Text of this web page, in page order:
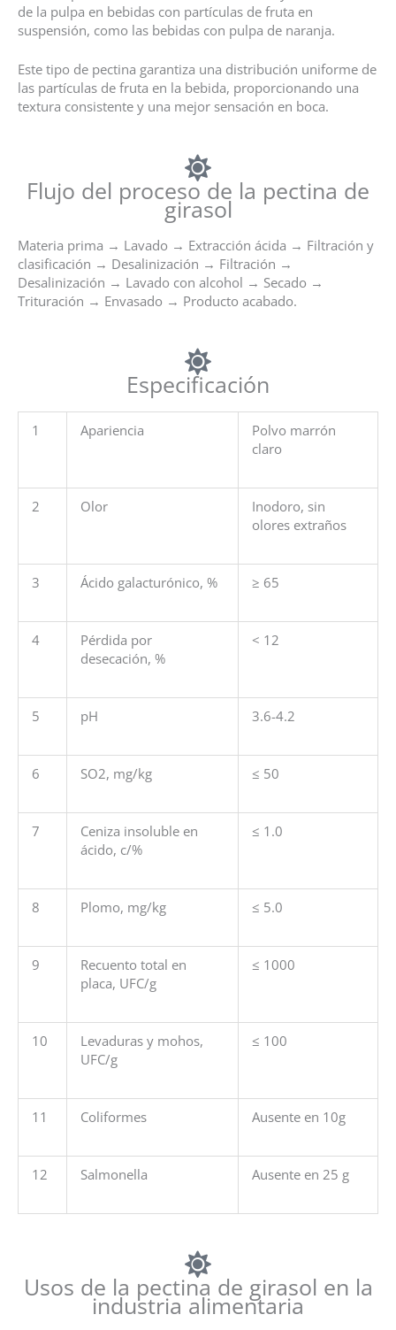
de la pulpa en bebidas con partículas de fruta en
suspensión, como las bebidas con pulpa de naranja.
Este tipo de pectina garantiza una distribución uniforme de
las partículas de fruta en la bebida, proporcionando una
textura consistente y una mejor sensación en boca.
Flujo del proceso de la pectina de
girasol
Materia prima → Lavado → Extracción ácida → Filtración y
clasificación → Desalinización → Filtración →
Desalinización → Lavado con alcohol → Secado →
Trituración → Envasado → Producto acabado.
Especificación
1 Apariencia
Polvo marrón
claro
2 Olor
Inodoro, sin
olores extraños
3 Ácido galacturónico, % ≥ 65
4
Pérdida por
desecación, %
< 12
5 pH 3.6-4.2
6 SO2, mg/kg ≤ 50
7
Ceniza insoluble en
ácido, c/%
≤ 1.0
8 Plomo, mg/kg ≤ 5.0
9
Recuento total en
placa, UFC/g
≤ 1000
10
Levaduras y mohos,
UFC/g
≤ 100
11 Coliformes Ausente en 10g
12 Salmonella Ausente en 25 g
Usos de la pectina de girasol en la
industria alimentaria